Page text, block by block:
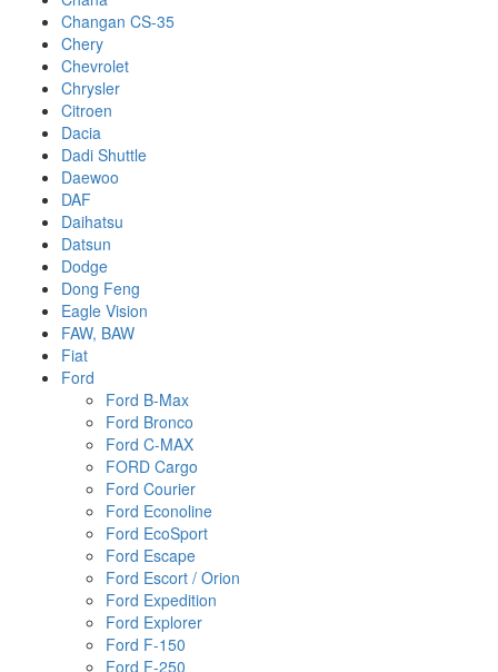
Changan CS-35
Chery
Chevrolet
Chrysler
Citroen
Dacia
Dadi Shuttle
Daewoo
DAF
Daihatsu
Datsun
Dodge
Dong Feng
Eagle Vision
FAW, BAW
Fiat
Ford
Ford B-Max
Ford Bronco
Ford C-MAX
FORD Cargo
Ford Courier
Ford Econoline
Ford EcoSport
Ford Escape
Ford Escort / Orion
Ford Expedition
Ford Explorer
Ford F-150
Ford F-250